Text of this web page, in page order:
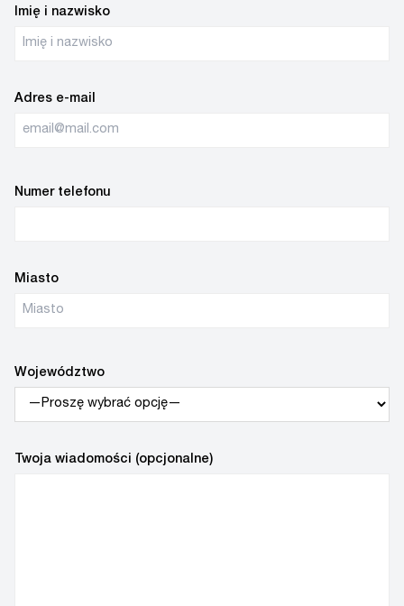
Imię i nazwisko
Adres e-mail
Numer telefonu
Miasto
Województwo
Twoja wiadomości (opcjonalne)